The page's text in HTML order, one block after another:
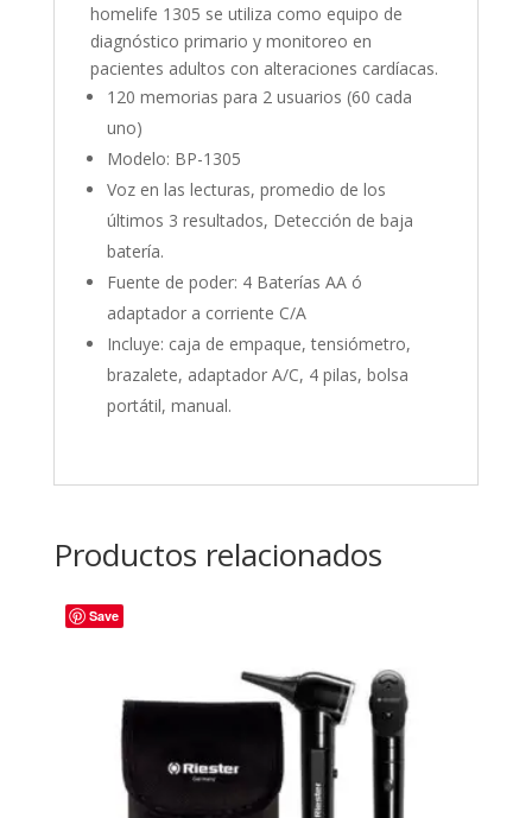
homelife 1305 se utiliza como equipo de
diagnóstico primario y monitoreo en
pacientes adultos con alteraciones cardíacas.
120 memorias para 2 usuarios (60 cada
uno)
Modelo: BP-1305
Voz en las lecturas, promedio de los
últimos 3 resultados, Detección de baja
batería.
Fuente de poder: 4 Baterías AA ó
adaptador a corriente C/A
Incluye: caja de empaque, tensiómetro,
brazalete, adaptador A/C, 4 pilas, bolsa
portátil, manual.
Productos relacionados
Save